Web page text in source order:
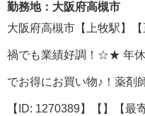
勤務地：大阪府高槻市
大阪府高槻市【上牧駅】
禍でも業績好調！☆★ 年休
でお得にお買い物♪！薬剤
【ID: 1270389】【】【最